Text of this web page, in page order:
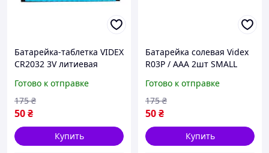
Батарейка-таблетка VIDEX
CR2032 3V литиевая
Готово к отправке
50₴
175 ₴
Купить
Батарейка солевая Videx
R03P / AAA 2шт SMALL
Готово к отправке
50₴
175 ₴
Купить